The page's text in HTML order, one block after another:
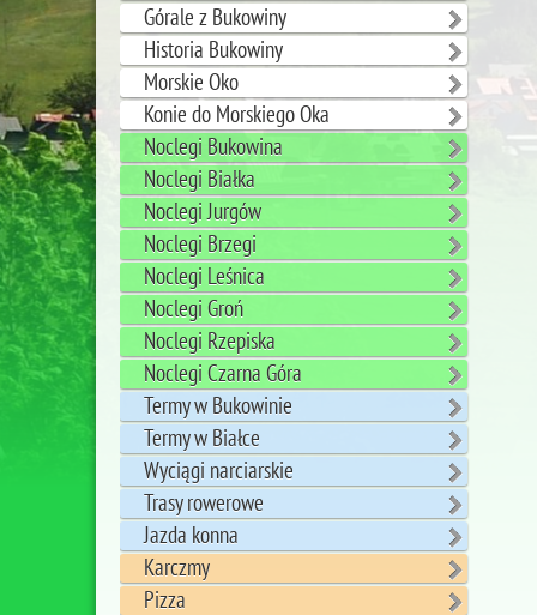
Górale z Bukowiny
Historia Bukowiny
Morskie Oko
Konie do Morskiego Oka
Noclegi Bukowina
Noclegi Białka
Noclegi Jurgów
Noclegi Brzegi
Noclegi Leśnica
Noclegi Groń
Noclegi Rzepiska
Noclegi Czarna Góra
Termy w Bukowinie
Termy w Białce
Wyciągi narciarskie
Trasy rowerowe
Jazda konna
Karczmy
Pizza